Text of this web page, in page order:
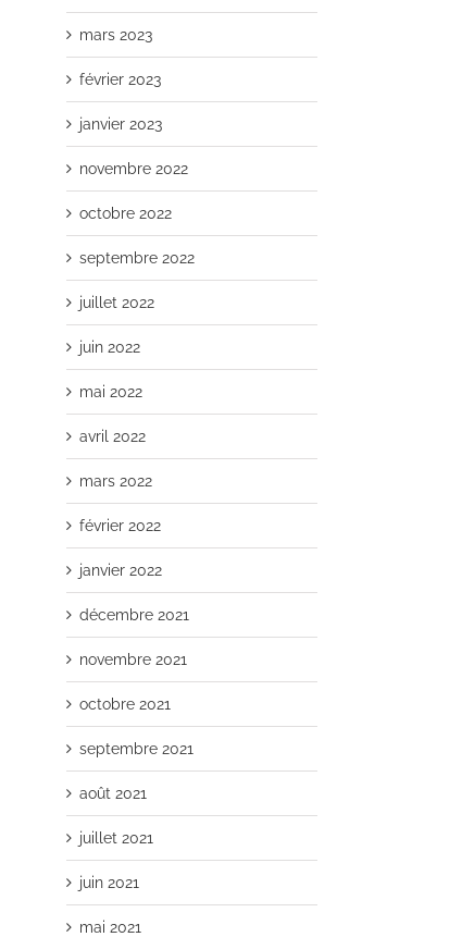
mars 2023
février 2023
janvier 2023
novembre 2022
octobre 2022
septembre 2022
juillet 2022
juin 2022
mai 2022
avril 2022
mars 2022
février 2022
janvier 2022
décembre 2021
novembre 2021
octobre 2021
septembre 2021
août 2021
juillet 2021
juin 2021
mai 2021